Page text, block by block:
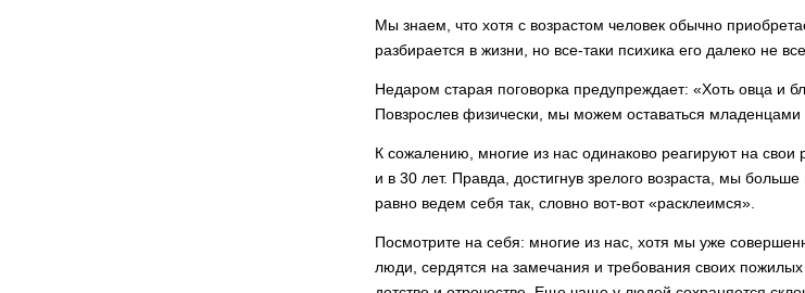
Мы знаем, что хотя с возрастом человек обычно
разбирается в жизни, но все-таки психика его далеко не
Недаром старая поговорка предупреждает: «Хоть овца и
Повзрослев физически, мы можем оставаться младенцами
К сожалению, многие из нас одинаково реагируют на свои
и в 30 лет. Правда, достигнув зрелого возраста, мы
равно ведем себя так, словно вот-вот «расклеимся».
Посмотрите на себя: многие из нас, хотя мы уже
люди, сердятся на замечания и требования своих пожилых